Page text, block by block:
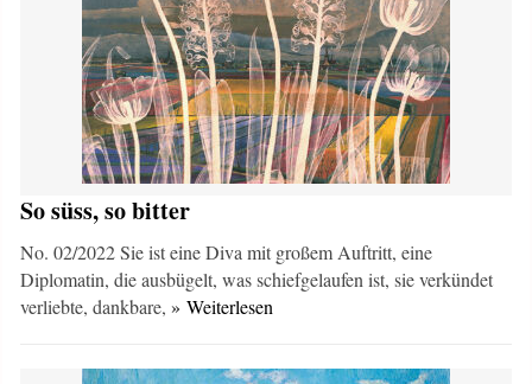
So süss, so bitter
No. 02/2022 Sie ist eine Diva mit großem Auf‌tritt, eine
Diplomatin, die ausbügelt, was schiefgelaufen ist, sie verkündet
verliebte, dankbare,» Weiterlesen